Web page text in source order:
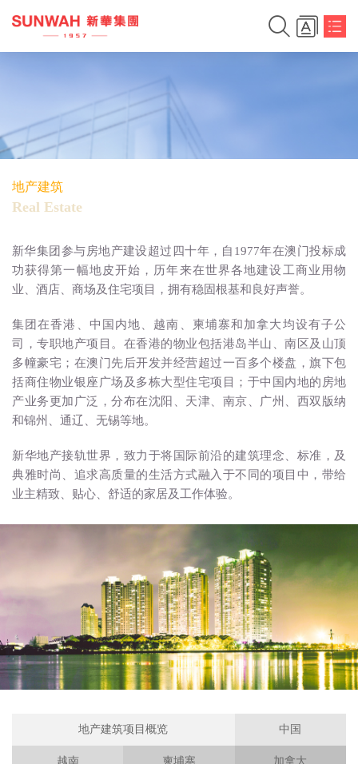
地产建筑
Real Estate
新华集团参与房地产建设超过四十年，自1977年在澳门投标成
功获得第一幅地皮开始，历年来在世界各地建设工商业用物
业、酒店、商场及住宅项目，拥有稳固根基和良好声誉。
集团在香港、中国内地、越南、柬埔寨和加拿大均设有子公
司，专职地产项目。在香港的物业包括港岛半山、南区及山顶
多幢豪宅；在澳门先后开发并经营超过一百多个楼盘，旗下包
括商住物业银座广场及多栋大型住宅项目；于中国内地的房地
产业务更加广泛，分布在沈阳、天津、南京、广州、西双版纳
和锦州、通辽、无锡等地。
新华地产接轨世界，致力于将国际前沿的建筑理念、标准，及
典雅时尚、追求高质量的生活方式融入于不同的项目中，带给
业主精致、贴心、舒适的家居及工作体验。
地产建筑项目概览 中国
越南 柬埔寨 加拿大